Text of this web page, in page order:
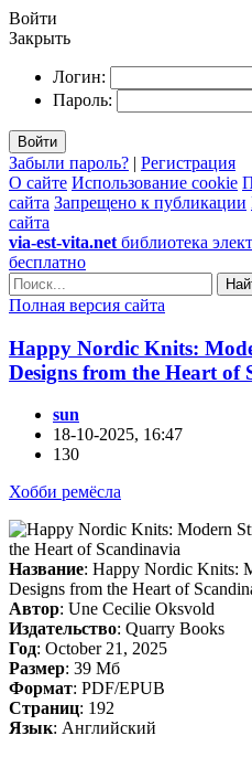
Войти
Закрыть
Логин:
Пароль:
Войти
Забыли пароль? | Регистрация
О сайте Использование cookie
сайта Запрещено к публикации
сайта
via-est-vita.net библиотека
бесплатно
Полная версия сайта
Happy Nordic Knits:
Designs from the Heart of
sun
18-10-2025, 16:47
130
Хобби ремёсла
Название: Happy Nordic Knits:
Designs from the Heart of
Автор: Une Cecilie Oksvold
Издательство: Quarry Books
Год: October 21, 2025
Размер: 39 Мб
Формат: PDF/EPUB
Страниц: 192
Язык: Английский